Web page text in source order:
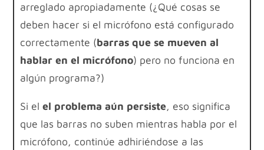
arreglado apropiadamente (¿Qué cosas se
deben hacer si el micrófono está configurado
correctamente (barras que se mueven al
hablar en el micrófono) pero no funciona en
algún programa?)
Si elel problema aún persiste, eso significa
que las barras no suben mientras habla por el
micrófono, continúe adhiriéndose a las